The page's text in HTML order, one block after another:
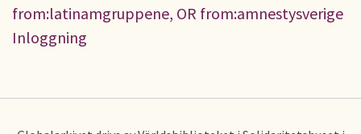
from:latinamgruppene, OR from:amnestysverige
Inloggning